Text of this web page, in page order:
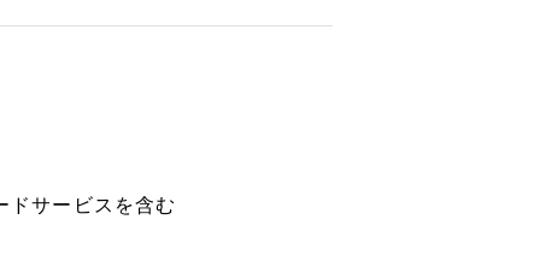
サービスを含む